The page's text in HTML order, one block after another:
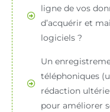
ligne de vos
d’acquérir et
logiciels ?
Un
téléphoniques
rédaction
pour améliorer